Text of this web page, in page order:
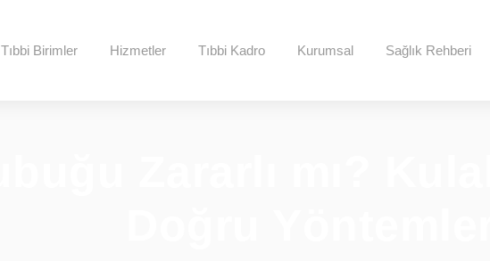
Tıbbi Birimler Hizmetler Tıbbi Kadro Kurumsal Sağlık Rehberi